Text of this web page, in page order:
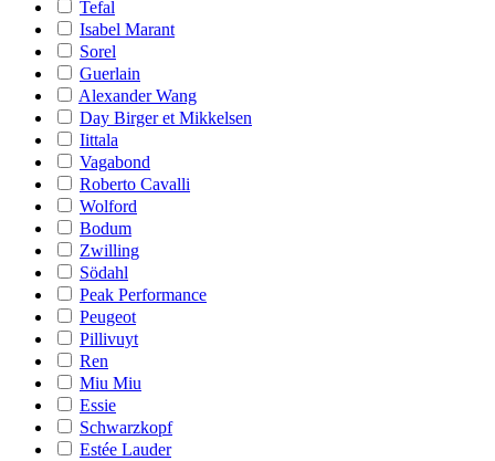
Tefal
Isabel Marant
Sorel
Guerlain
Alexander Wang
Day Birger et Mikkelsen
Iittala
Vagabond
Roberto Cavalli
Wolford
Bodum
Zwilling
Södahl
Peak Performance
Peugeot
Pillivuyt
Ren
Miu Miu
Essie
Schwarzkopf
Estée Lauder